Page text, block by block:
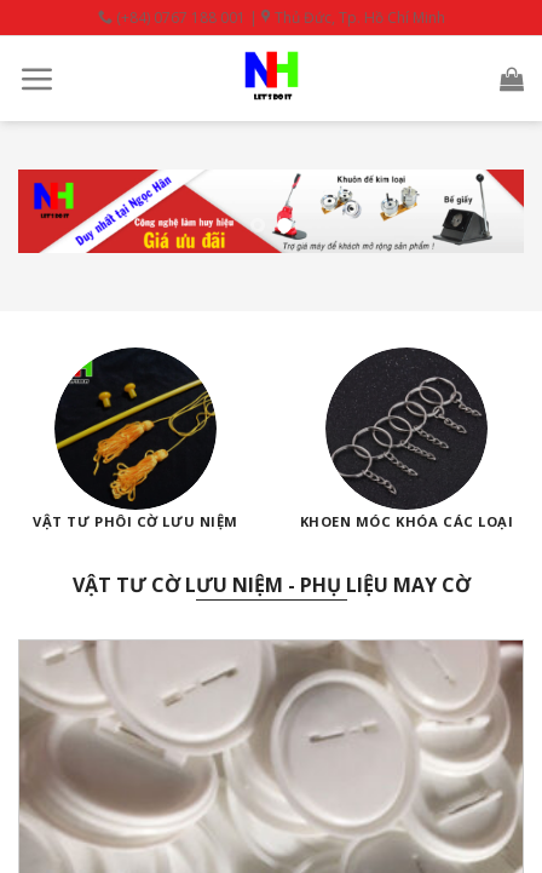
to
content
(+84) 0767 188 001 | Thủ Đức, Tp. Hồ Chí Minh
VẬT TƯ PHÔI CỜ LƯU NIỆM KHOEN MÓC KHÓA CÁC LOẠI
VẬT TƯ CỜ LƯU NIỆM - PHỤ LIỆU MAY CỜ